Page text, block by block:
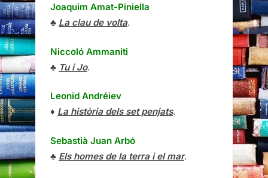
Joaquim Amat-Piniella
♣ La clau de volta.
Niccoló Ammaniti
♣ Tu i Jo.
Leonid Andréiev
♦ La història dels set penjats.
Sebastià Juan Arbó
♣ Els homes de la terra i el mar.